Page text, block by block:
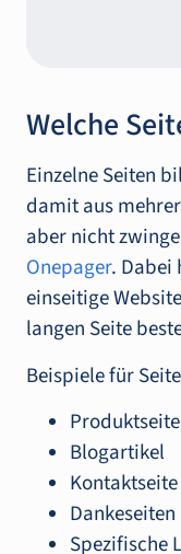
Welche
Einzelne Seiten
damit aus
aber nicht
Onepager. Dabei
einseitige
langen Seite
Beispiele für
Blogartikel
Kontaktseite
Dankeseiten
Spezifische